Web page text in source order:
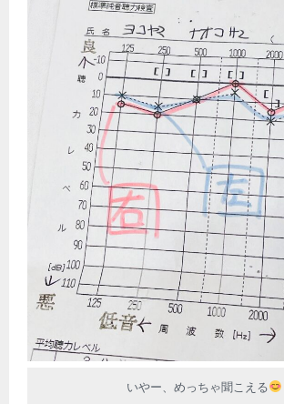
いやー、めっちゃ聞こえる